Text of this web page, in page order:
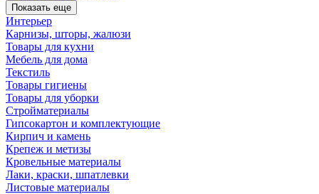
Показать еще
Интерьер
Карнизы, шторы, жалюзи
Товары для кухни
Мебель для дома
Текстиль
Товары гигиены
Товары для уборки
Стройматериалы
Гипсокартон и комплектующие
Кирпич и камень
Крепеж и метизы
Кровельные материалы
Лаки, краски, шпатлевки
Листовые материалы